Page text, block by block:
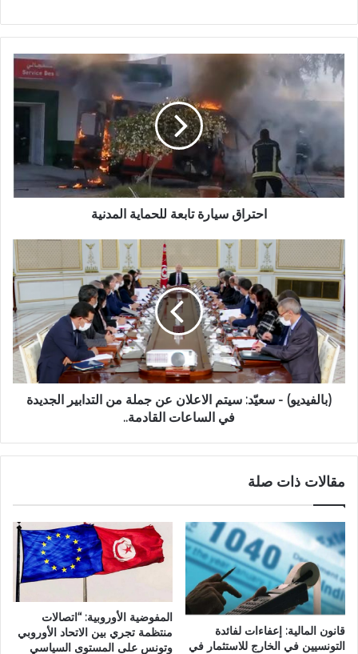
احتراق سيارة تابعة للحماية المدنية
(بالفيديو) - سعيّد: سيتم الاعلان عن جملة من التدابير الجديدة
في الساعات القادمة..
مقالات ذات صلة
قانون المالية: إعفاءات لفائدة
التونسيين في الخارج للاستثمار في
المفوضية الأوروبية: “اتصالات
منتظمة تجري بين الاتحاد الأوروبي
وتونس على المستوى السياسي